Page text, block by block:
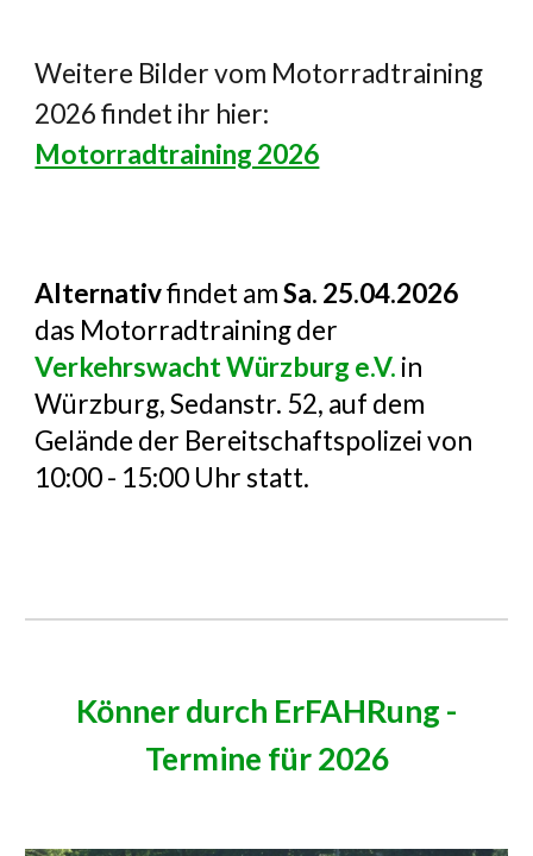
Weitere Bilder vom Motorradtraining
2026 findet ihr hier:
Motorradtraining 2026
Alternativfindet amSa. 25.04.2026
das Motorradtraining der
Verkehrswacht Würzburg e.V. in
Würzburg, Sedanstr. 52, auf dem
Gelände der Bereitschaftspolizei von
10:00 - 15:00 Uhr statt.
Könner durch ErFAHRung -
Termine für 2026